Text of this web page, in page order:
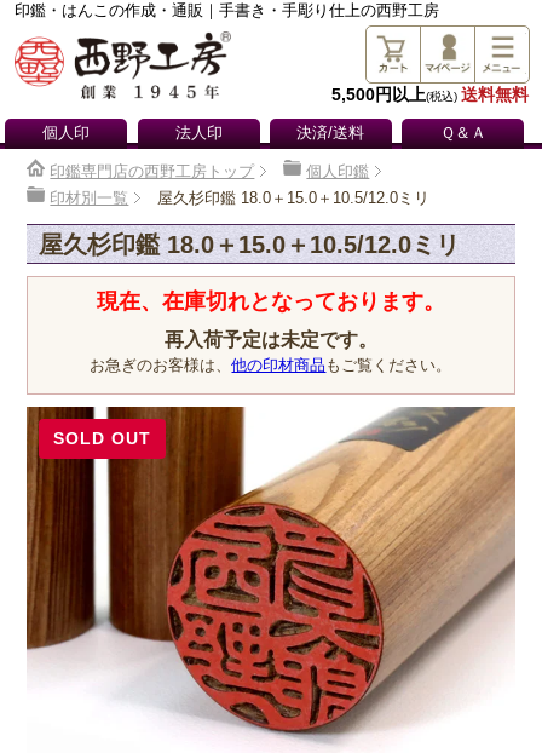
印鑑・はんこの作成・通販｜手書き・手彫り仕上の西野工房
5,500円以上(税込) 送料無料
個人印 法人印 決済/送料 Ｑ＆Ａ
印鑑専門店の西野工房トップ
個人印鑑
印材別一覧
屋久杉印鑑 18.0＋15.0＋10.5/12.0ミリ
屋久杉印鑑 18.0＋15.0＋10.5/12.0ミリ
現在、在庫切れとなっております。
再入荷予定は未定です。
お急ぎのお客様は、他の印材商品 もご覧ください。
SOLD OUT